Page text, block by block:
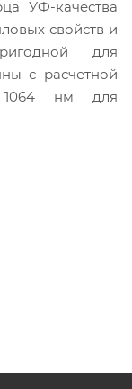
УФ-качества
свойств и
для
с расчетной
нм для